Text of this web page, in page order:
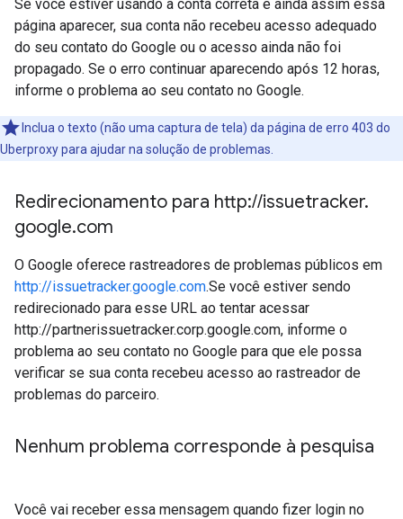
Se você estiver usando a conta correta e ainda assim essa
página aparecer, sua conta não recebeu acesso adequado
do seu contato do Google ou o acesso ainda não foi
propagado. Se o erro continuar aparecendo após 12 horas,
informe o problema ao seu contato no Google.
Inclua o texto (não uma captura de tela) da página de erro 403 do
Uberproxy para ajudar na solução de problemas.
Redirecionamento para http://issuetracker.
google.com
O Google oferece rastreadores de problemas públicos em
http://issuetracker.google.com.Se você estiver sendo
redirecionado para esse URL ao tentar acessar
http://partnerissuetracker.corp.google.com, informe o
problema ao seu contato no Google para que ele possa
verificar se sua conta recebeu acesso ao rastreador de
problemas do parceiro.
Nenhum problema corresponde à pesquisa
Você vai receber essa mensagem quando fizer login no